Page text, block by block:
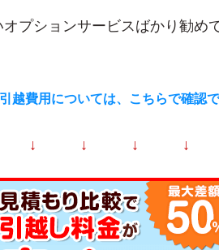
プションサービスばかり勧め
越費用については、こちらで確認で
↓ ↓ ↓ ↓